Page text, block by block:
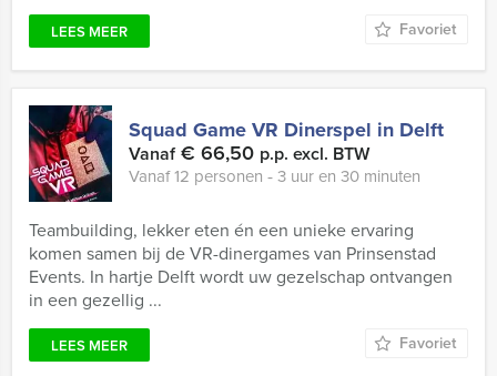
LEES MEER Favoriet
Squad Game VR Dinerspel in Delft
Vanaf€ 66,50 p.p. excl. BTW
Vanaf 12 personen ‐ 3 uur en 30 minuten
Teambuilding, lekker eten én een unieke ervaring
komen samen bij de VR-dinergames van Prinsenstad
Events. In hartje Delft wordt uw gezelschap ontvangen
in een gezellig ...
LEES MEER Favoriet